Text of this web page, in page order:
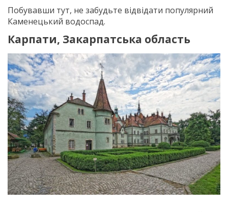
Побувавши тут, не забудьте відвідати популярний
Каменецький водоспад.
Карпати, Закарпатська область